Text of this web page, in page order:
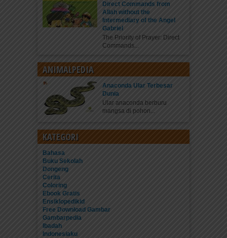
Direct Commands from
Allah without the
Intermediary of the Angel
Gabriel
The Priority of Prayer: Direct
Commands...
ANIMALPEDIA
Anaconda Ular Terbesar
Dunia
Ular anaconda berburu
mangsa di pohon...
KATEGORI
Bahasa
Buku Sekolah
Dongeng
Cerita
Coloring
Ebook Gratis
Ensiklopedikid
Free Download Gambar
Gambarpedia
Ibadah
Indonesiaku